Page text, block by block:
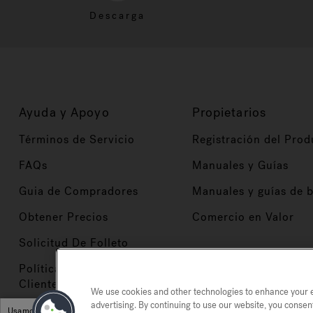
Descarga
Ayuda y Apoyo
Términos de Servicio
FAQs
Guia de Compradores
Obtener Precios
Solicitud De Folleto
Políticas de Servicio al
Cliente
Propietarios
Registración del
Manuales y Guías
Manuales y guías de
Comercio en Valor
We use cookies and other technologies to enhance
advertising. By continuing to use our website, you